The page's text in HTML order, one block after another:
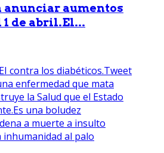
anunciar aumentos
de abril.El...